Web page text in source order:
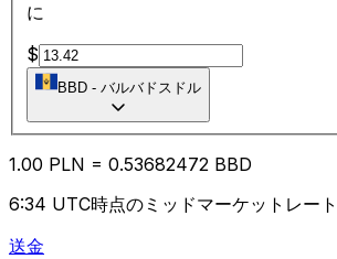
に
$
BBD - バルバドスドル
1.00 PLN = 0.53682472 BBD
6:34 UTC時点のミッドマーケットレート
送金